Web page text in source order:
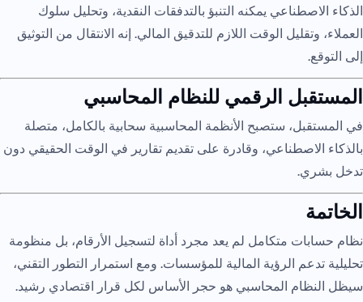
الذكاء الاصطناعي يمكنه التنبؤ بالتدفقات النقدية، وتحليل سلوك
العملاء، وتقليل الوقت اللازم للتدقيق المالي. إنه الانتقال من التوثيق
إلى التوقع.
المستقبل الرقمي للنظام المحاسبي
في المستقبل، ستصبح الأنظمة المحاسبية سحابية بالكامل، متصلة
بالذكاء الاصطناعي، وقادرة على تقديم تقارير في الوقت الحقيقي دون
تدخل بشري.
الخاتمة
نظام حسابات متكامل لم يعد مجرد أداة لتسجيل الأرقام، بل منظومة
تحليلية تدعم الرؤية المالية للمؤسسات. ومع استمرار التطور التقني،
سيظل النظام المحاسبي هو حجر الأساس لكل قرار اقتصادي رشيد.